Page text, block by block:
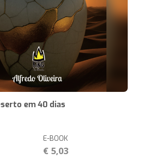
em 40 dias
E-BOOK
€ 5,03